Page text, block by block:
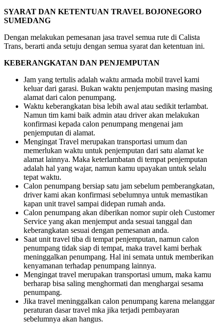
SYARAT DAN KETENTUAN TRAVEL BOJONEGORO
SUMEDANG
Dengan melakukan pemesanan jasa travel semua rute di Calista
Trans, berarti anda setuju dengan semua syarat dan ketentuan ini.
KEBERANGKATAN DAN PENJEMPUTAN
Jam yang tertulis adalah waktu armada mobil travel kami
keluar dari garasi. Bukan waktu penjemputan masing masing
alamat dari calon penumpang.
Waktu keberangkatan bisa lebih awal atau sedikit terlambat.
Namun tim kami baik admin atau driver akan melakukan
konfirmasi kepada calon penumpang mengenai jam
penjemputan di alamat.
Mengingat Travel merupakan transportasi umum dan
memerlukan waktu untuk penjemputan dari satu alamat ke
alamat lainnya. Maka keterlambatan di tempat penjemputan
adalah hal yang wajar, namun kamu upayakan untuk selalu
tepat waktu.
Calon penumpang bersiap satu jam sebelum pemberangkatan,
driver kami akan konfirmasi sebelumnya untuk memastikan
kapan unit travel sampai didepan rumah anda.
Calon penumpang akan diberikan nomor supir oleh Customer
Service yang akan menjemput anda sesuai tanggal dan
keberangkatan sesuai dengan pemesanan anda.
Saat unit travel tiba di tempat penjemputan, namun calon
penumpang tidak siap di tempat, maka travel kami berhak
meninggalkan penumpang. Hal ini semata untuk memberikan
kenyamanan terhadap penumpang lainnya.
Mengingat travel merupakan transportasi umum, maka kamu
berharap bisa saling menghormati dan menghargai sesama
penumpang.
Jika travel meninggalkan calon penumpang karena melanggar
peraturan dasar travel mka jika terjadi pembayaran
sebelumnya akan hangus.